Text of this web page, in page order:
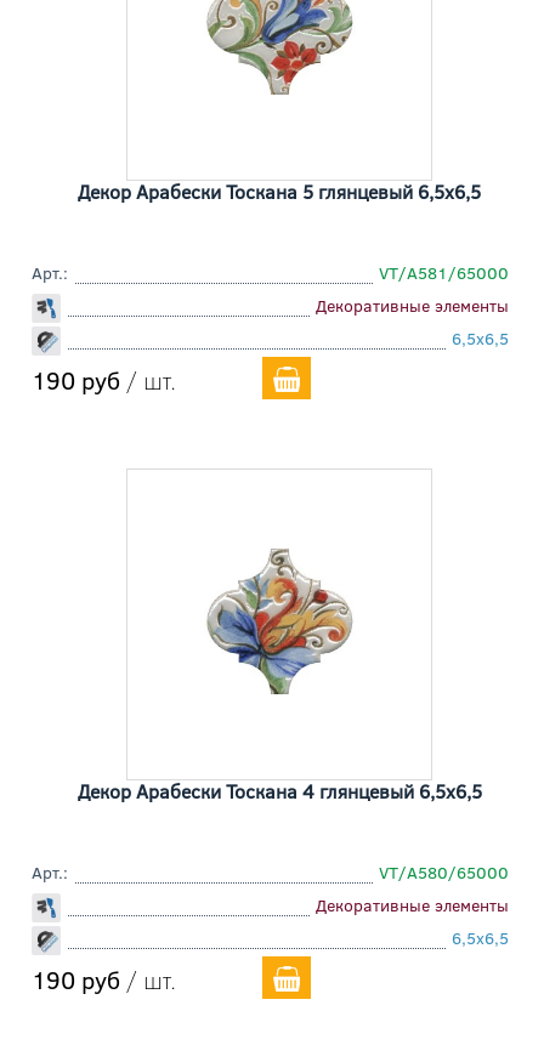
Декор Арабески Тоскана 5 глянцевый 6,5x6,5
Арт.:
VT/A581/65000
Декоративные элементы
6,5x6,5
190 руб / шт.
Декор Арабески Тоскана 4 глянцевый 6,5x6,5
Арт.:
VT/A580/65000
Декоративные элементы
6,5x6,5
190 руб / шт.